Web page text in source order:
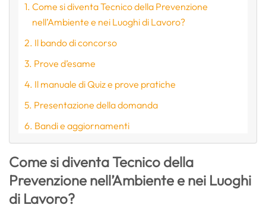
Come si diventa Tecnico della Prevenzione
nell’Ambiente e nei Luoghi di Lavoro?
Il bando di concorso
Prove d’esame
Il manuale di Quiz e prove pratiche
Presentazione della domanda
Bandi e aggiornamenti
Come si diventa Tecnico della
Prevenzione nell’Ambiente e nei Luoghi
di Lavoro?